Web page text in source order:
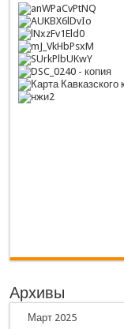
Архивы
Март 2025